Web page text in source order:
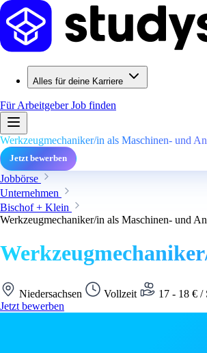
Alles für deine Karriere
Für ArbeitgeberJob finden
Werkzeugmechaniker/in als Maschinen- und
Jetzt bewerben
Jobbörse
Unternehmen
Bischof + Klein
Werkzeugmechaniker/in als Maschinen- und
Niedersachsen Vollzeit 17 - 18 € /
Jetzt bewerben